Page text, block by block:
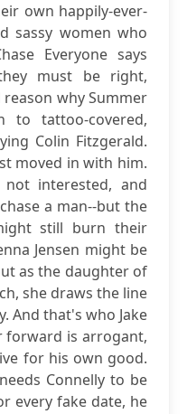
own happily-ever-
sassy women who
Everyone says
must be right,
why Summer
to tattoo-covered,
Colin Fitzgerald.
moved in with him.
interested, and
a man--but the
still burn their
Jensen might be
as the daughter of
she draws the line
And that's who Jake
forward is arrogant,
for his own good.
Connelly to be
every fake date, he